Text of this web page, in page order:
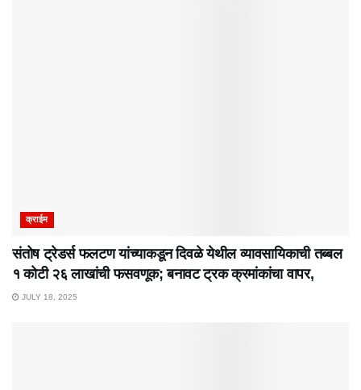
क्राईम
संतोष ट्रेडर्स फलटण यांच्याकडून दिवळे येथील व्यावसायिकाची तब्बल
१ कोटी २६ लाखांची फसवणूक; बनावट ट्रक क्रमांकांचा वापर,
JULY 18, 2025